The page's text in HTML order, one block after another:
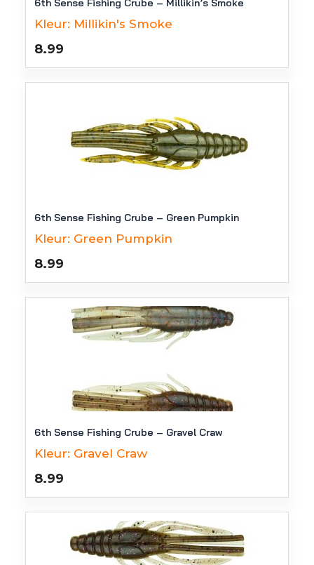
6th Sense Fishing Crube – Millikin’s Smoke
Kleur: Millikin's Smoke
8.99
6th Sense Fishing Crube – Green Pumpkin
Kleur: Green Pumpkin
8.99
6th Sense Fishing Crube – Gravel Craw
Kleur: Gravel Craw
8.99